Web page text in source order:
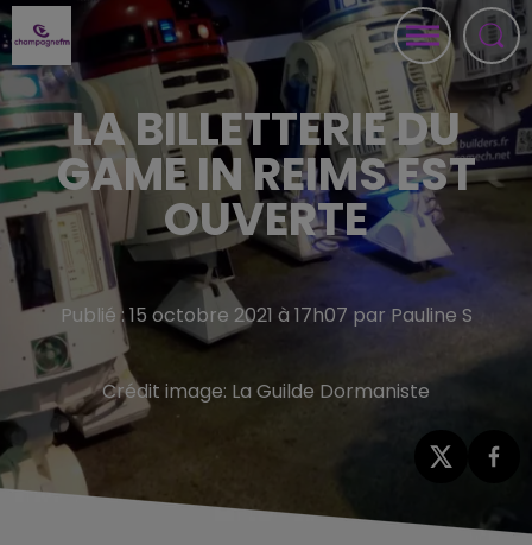
LA BILLETTERIE DU
GAME IN REIMS EST
OUVERTE
Publié : 15 octobre 2021 à 17h07 par Pauline S
Crédit image: La Guilde Dormaniste